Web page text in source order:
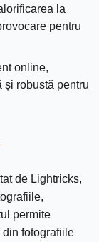
la
pentru
online,
și robustă pentru
de Lightricks,
permite
fotografiile